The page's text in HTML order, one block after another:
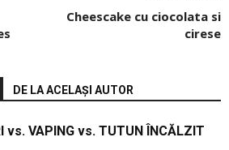
Cheescake cu ciocolata si
cirese
DE LA ACELAȘI AUTOR
vs. VAPING vs. TUTUN ÎNCĂLZIT